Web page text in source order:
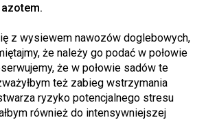
z wysiewem nawozów doglebowych,
że należy go podać w połowie
że w połowie sadów te
też zabieg wstrzymania
ryzyko potencjalnego stresu
również do intensywniejszej